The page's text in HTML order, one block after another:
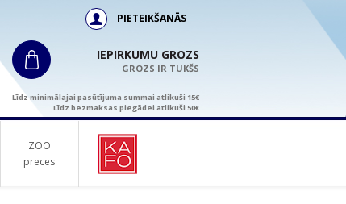
PIETEIKŠANĀS
IEPIRKUMU GROZS
GROZS IR TUKŠS
Līdz minimālajai pasūtījuma summai atlikuši 15€
Līdz bezmaksas piegādei atlikuši 50€
ZOO
preces